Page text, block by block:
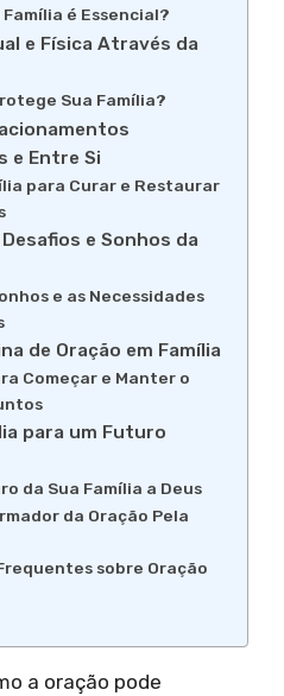
é Essencial?
e Física Através da
Sua Família?
e Entre Si
para Curar e Restaurar
e Sonhos da
e as Necessidades
de Oração em Família
Começar e Manter o
para um Futuro
da Sua Família a Deus
da Oração Pela
sobre Oração
a oração pode